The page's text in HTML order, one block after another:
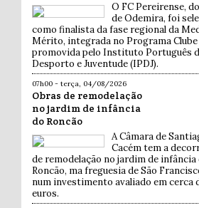
O FC Pereirense,
de Odemira, foi
como finalista da fase regional da
Mérito, integrada no Programa Clube
promovida pelo Instituto Português
Desporto e Juventude (IPDJ).
07h00 - terça, 04/08/2026
Obras de remodelação
no jardim de infância
do Roncão
A Câmara de
Cacém tem a
de remodelação no jardim de infância
Roncão, ma freguesia de São
num investimento avaliado em cerca
euros.